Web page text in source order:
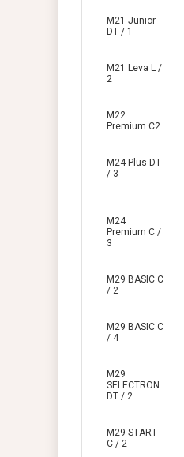
M21 Junior
DT / 1
M21 Leva L /
2
M22
Premium C2
M24 Plus DT
/ 3
M24
Premium C /
3
M29 BASIC C
/ 2
M29 BASIC C
/ 4
M29
SELECTRON
DT / 2
M29 START
C / 2